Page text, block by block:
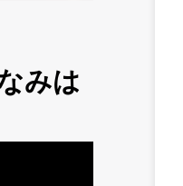
みは